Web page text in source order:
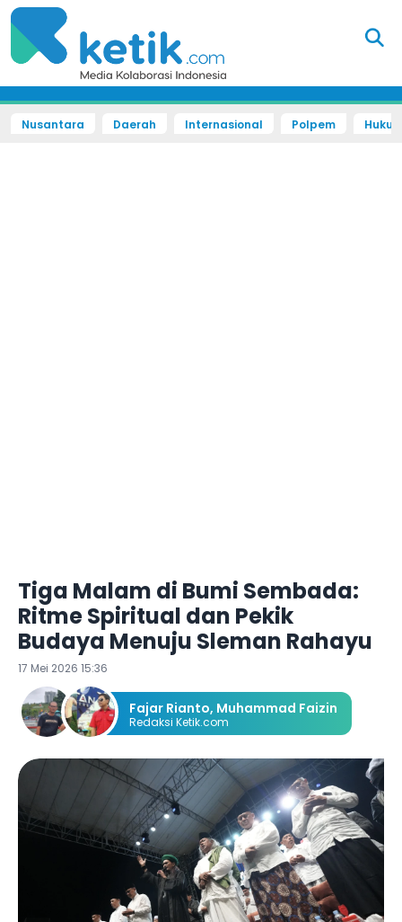
Nusantara Daerah Internasional Polpem
Tiga Malam di Bumi Sembada:
Ritme Spiritual dan Pekik
Budaya Menuju Sleman Rahayu
17 Mei 2026 15:36
Fajar Rianto, Muhammad Faizin
Redaksi Ketik.com